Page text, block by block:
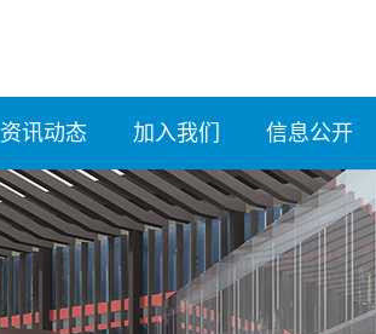
资讯动态 加入我们 信息公开